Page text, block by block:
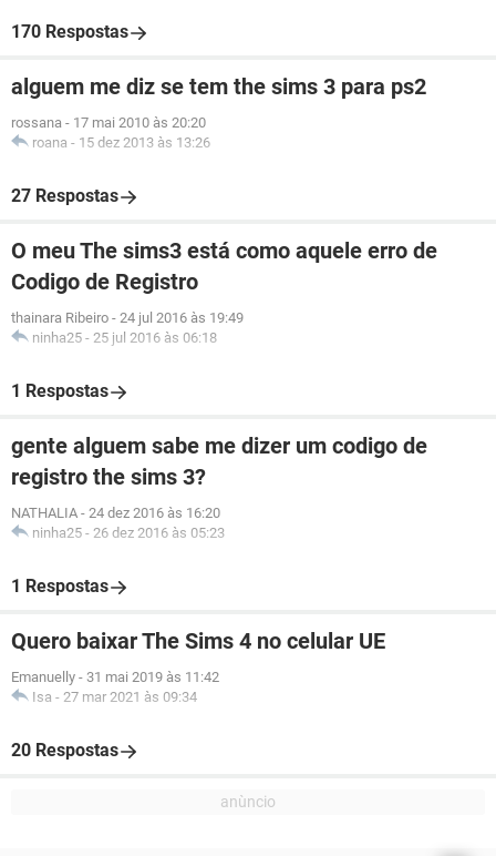
170 Respostas
alguem me diz se tem the sims 3 para ps2
rossana - 17 mai 2010 às 20:20
roana - 15 dez 2013 às 13:26
27 Respostas
O meu The sims3 está como aquele erro de
Codigo de Registro
thainara Ribeiro - 24 jul 2016 às 19:49
ninha25 - 25 jul 2016 às 06:18
1 Respostas
gente alguem sabe me dizer um codigo de
registro the sims 3?
NATHALIA - 24 dez 2016 às 16:20
ninha25 - 26 dez 2016 às 05:23
1 Respostas
Quero baixar The Sims 4 no celular UE
Emanuelly - 31 mai 2019 às 11:42
Isa - 27 mar 2021 às 09:34
20 Respostas